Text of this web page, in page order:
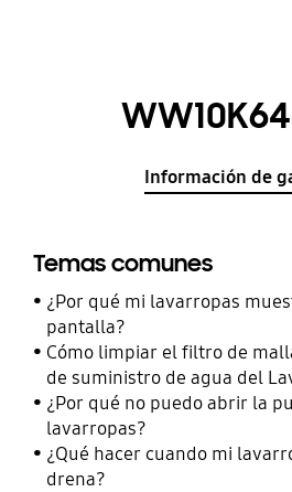
Información de
Temas comunes
¿Por qué mi lavarropas
pantalla?
Cómo limpiar el filtro de
de suministro de agua del
¿Por qué no puedo abrir la
lavarropas?
¿Qué hacer cuando mi
drena?